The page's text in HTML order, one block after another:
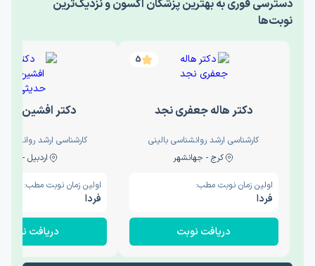
‎دسترسی فوری به بهترین پزشکان اکسون و نزدیک‌ترین
نوبت‌ها
5
دکتر هاله جعفری نجد
کارشناسی ارشد روانشناسی بالینی
کرج - جهانشهر
اولین زمان نوبت مطب:
فردا
دریافت نوبت
دکتر افشین
کارشناسی ارشد
اردبیل - والی
اولین زمان نوبت مطب:
فردا
دریافت نوبت